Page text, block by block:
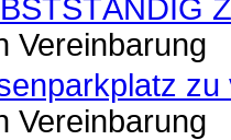
Vereinbarung
zu
Vereinbarung